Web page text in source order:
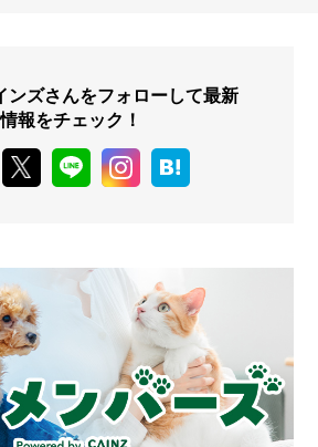
ンズさんをフォローして最新
情報をチェック！